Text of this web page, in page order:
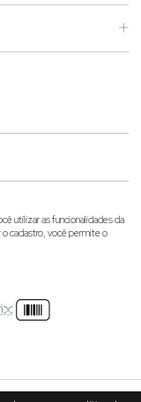
utilizar as funcionalidades da
o cadastro, você permite o